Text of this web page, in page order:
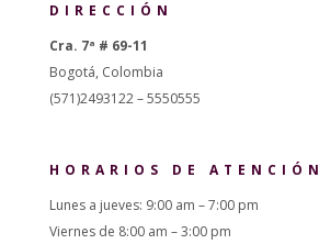
DIRECCIÓN
Cra. 7ª # 69-11
Bogotá, Colombia
(571)2493122 – 5550555
HORARIOS DE ATENCIÓN
Lunes a jueves: 9:00 am – 7:00 pm
Viernes de 8:00 am – 3:00 pm